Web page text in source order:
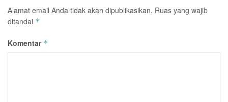
Alamat email Anda tidak akan dipublikasikan. Ruas yang wajib
ditandai *
Komentar *